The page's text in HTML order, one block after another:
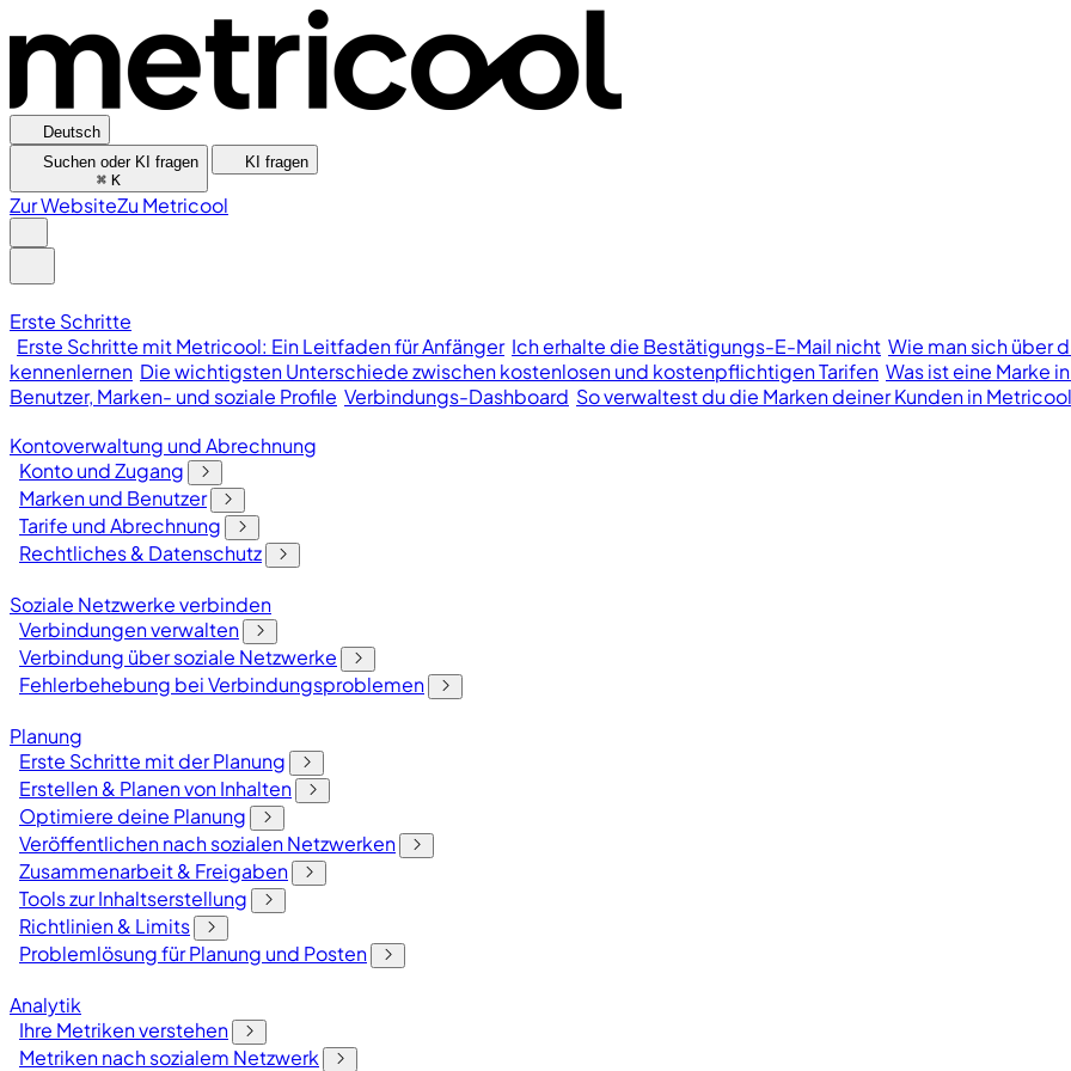
Deutsch
Suchen oder KI fragen
⌘ K
KI fragen
Zur WebsiteZu Metricool
Erste Schritte
Erste Schritte mit Metricool: Ein Leitfaden für Anfänger Ich erhalte die Bestätigungs-E-Mail nicht Wie man sich über
kennenlernen Die wichtigsten Unterschiede zwischen kostenlosen und kostenpflichtigen Tarifen Was ist eine Marke
Benutzer, Marken- und soziale Profile Verbindungs-Dashboard So verwaltest du die Marken deiner Kunden in Metricool
Kontoverwaltung und Abrechnung
Konto und Zugang
Marken und Benutzer
Tarife und Abrechnung
Rechtliches & Datenschutz
Soziale Netzwerke verbinden
Verbindungen verwalten
Verbindung über soziale Netzwerke
Fehlerbehebung bei Verbindungsproblemen
Planung
Erste Schritte mit der Planung
Erstellen & Planen von Inhalten
Optimiere deine Planung
Veröffentlichen nach sozialen Netzwerken
Zusammenarbeit & Freigaben
Tools zur Inhaltserstellung
Richtlinien & Limits
Problemlösung für Planung und Posten
Analytik
Ihre Metriken verstehen
Metriken nach sozialem Netzwerk